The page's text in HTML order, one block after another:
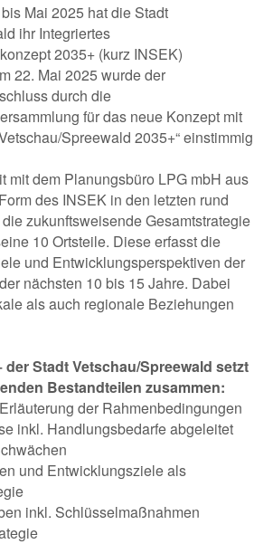
Mai 2025 hat die Stadt
ihr Integriertes
2035+ (kurz INSEK)
22. Mai 2025 wurde der
durch die
für das neue Konzept mit
Spreewald 2035+“ einstimmig
mit dem Planungsbüro LPG mbH aus
des INSEK in den letzten rund
zukunftsweisende Gesamtstrategie
10 Ortsteile. Diese erfasst die
und Entwicklungsperspektiven der
nächsten 10 bis 15 Jahre. Dabei
als auch regionale Beziehungen
der Stadt Vetschau/Spreewald setzt
Bestandteilen zusammen:
der Rahmenbedingungen
inkl. Handlungsbedarfe abgeleitet
und Entwicklungsziele als
inkl. Schlüsselmaßnahmen